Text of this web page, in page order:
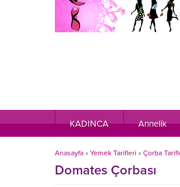
KADINCA Annelik
Anasayfa » Yemek Tarifleri » Çorba
Domates Çorbası